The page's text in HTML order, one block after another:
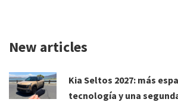
New articles
Kia Seltos 2027: más
tecnología y una